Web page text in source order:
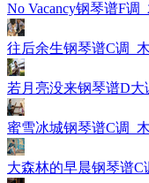
No Vacancy钢琴谱F调
往后余生钢琴谱C调_
若月亮没来钢琴谱D大
蜜雪冰城钢琴谱C调_
大森林的早晨钢琴谱C